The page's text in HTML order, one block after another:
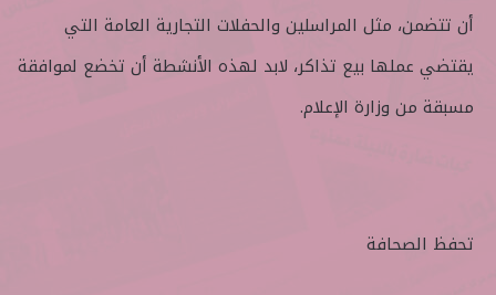
أن تتضمن، مثل المراسلين والحفلات التجارية العامة التي
يقتضي عملها بيع تذاكر، لابد لهذه الأنشطة أن تخضع لموافقة
مسبقة من وزارة الإعلام.
تحفظ الصحافة